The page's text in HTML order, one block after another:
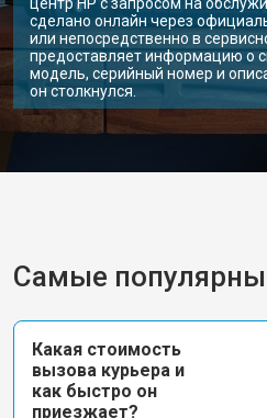
сделано онлайн через
или непосредственно в
предоставляет информацию о
модель, серийный номер и
он столкнулся.
Самые
Какая стоимость
вызова курьера и
как быстро он
приезжает?